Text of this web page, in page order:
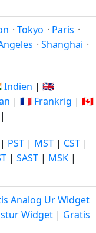
· Tokyo · Paris ·
· Shanghai ·
Indien | 🇬🇧
| 🇫🇷 Frankrig | 🇨🇦
|
| PST | MST | CST |
| SAST | MSK |
Analog Ur Widget
Widget | Gratis